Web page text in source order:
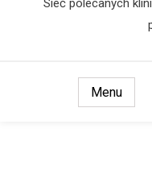
Sieć polecanych
Menu